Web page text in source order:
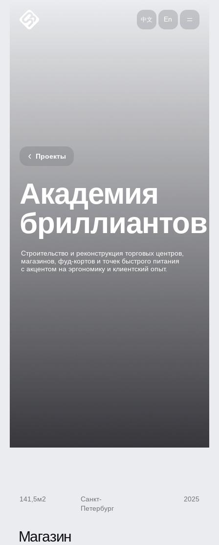
En
中文
Строительство и реконструкция торговых центров,
магазинов, фуд-кортов и точек быстрого питания
с акцентом на эргономику и клиентский опыт.
Академия
бриллиантов
Проекты
中文 En
Магазин
141,5м2
Санкт-
Петербург
2025